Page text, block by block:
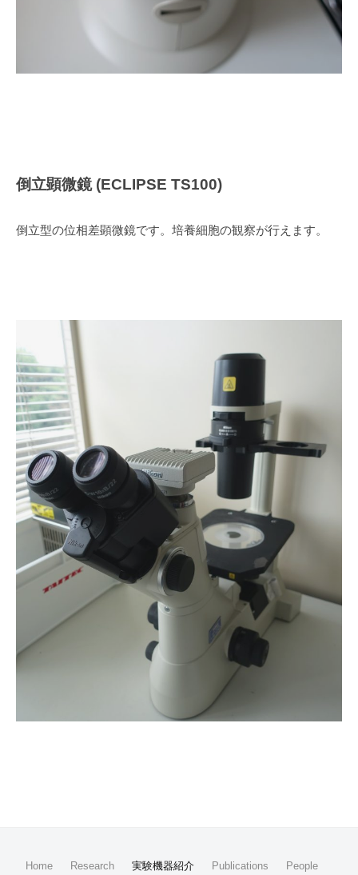
倒立顕微鏡 (ECLIPSE TS100)
倒立型の位相差顕微鏡です。培養細胞の観察が行えます。
Home Research 実験機器紹介 Publications People